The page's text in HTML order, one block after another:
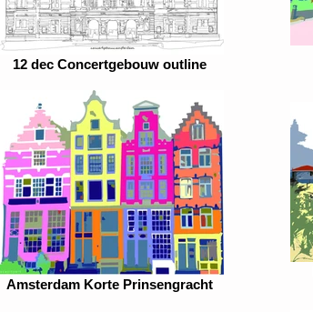
12 dec Concertgebouw outline
Amsterdam Korte Prinsengracht